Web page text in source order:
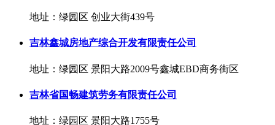
地址：绿园区 创业大街439号
吉林鑫城房地产综合开发有限责任公司
地址：绿园区 景阳大路2009号鑫城EBD商务街区
吉林省国畅建筑劳务有限责任公司
地址：绿园区 景阳大路1755号